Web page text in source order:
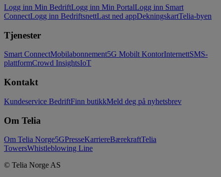
Logg inn Min BedriftLogg inn Min PortalLogg inn Smart
ConnectLogg inn BedriftsnettLast ned appDekningskartTelia-byen
Tjenester
Smart ConnectMobilabonnement5G Mobilt KontorInternettSMS-
plattformCrowd InsightsIoT
Kontakt
Kundeservice BedriftFinn butikkMeld deg på nyhetsbrev
Om Telia
Om Telia Norge5GPresseKarriereBærekraftTelia
TowersWhistleblowing Line
© Telia Norge AS